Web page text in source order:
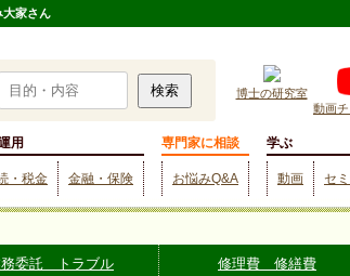
大家さん
博士の研究室
動画
用
・税金 金融・保険
専門家に相談
お悩みQ&A
学ぶ
動画 セ
委託 トラブル 修理費 修繕費